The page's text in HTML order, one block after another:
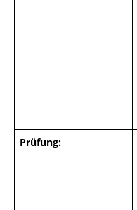
Prüfung: